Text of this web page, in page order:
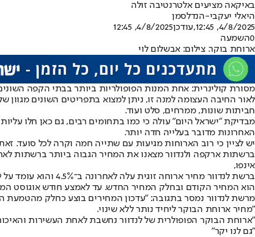
באיקאה מציעים אלטרנטיבה זולה
היאלי יעקבי-הנדלסמן
4/8/2025, 12:45
,עודכן4/8/2025, 12:45
0השמעה
ארוחת בוקר. צילום: אבשלום לוי
מסורת קולינרית: אחת המנות הפופולריות ביותר בבתי הקפה
לאור החיבה העצומה למנה זו, ניתן למצוא בתפריטים השונים
חביתות שונות, ממרחים, סלט ועוד.
האחרונות מדובר בעלייה חדה יותר.
יש לציין כי רוב הארוחות מגיעות עם שתייה חמה וקרה לכל
ברשתות ארקפה ולנדוור מצאנו את המחיר הגבוה ביותר ברשתות לארוחת בוקר זוגית. ארוחת בוקר
אינפו,
הוא המחיר הקודם ובחלק המחיר החדש. עד לאמצע חודש אוגוסט
מרשת לנדוור נמסר בתגובה: "עדכון המחירים בוצע כחלק
"מחיר ארוחת הבוקר ליחיד נותר ללא שינוי.
"ארוחת הבוקר הפופולרית של לנדוור נחשבת לאחת העשירות
"גם לנו יקר"